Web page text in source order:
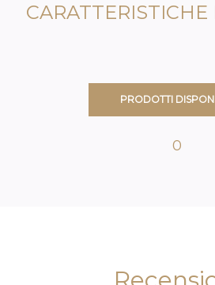
PRODOTTI
0